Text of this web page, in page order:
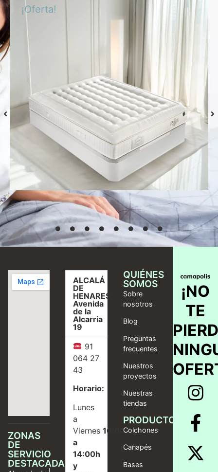
¡Oferta!
Colchón S-Grafeno Hannes
Desde 769,00 €
Seleccionar
opciones
ZONAS
DE
SERVICIO
DESTACADAS
ALCALÁ
DE
HENARES,
Avenida
de la
Alcarria
19
91
064 27
43
Horario:
Lunes
a
Viernes10:00
a
14:00h
y
QUIÉNES
SOMOS
Sobre
nosotros
Blog
Preguntas
frecuentes
Nuestros
proyectos
Nuestras
tiendas
PRODUCTOS
Colchones
Canapés
Bases
¡NO
TE